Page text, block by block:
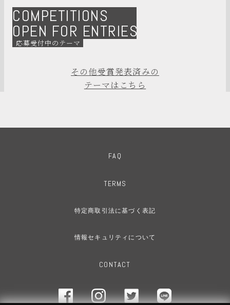
COMPETITIONS
OPEN FOR ENTRIES
応募受付中のテーマ
その他受賞発表済みの
テーマはこちら
FAQ
TERMS
特定商取引法に基づく表記
情報セキュリティについて
CONTACT